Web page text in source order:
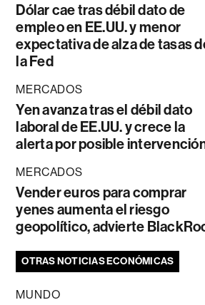
Dólar cae tras débil dato de
empleo en EE.UU. y menor
expectativa de alza de tasas
la Fed
MERCADOS
Yen avanza tras el débil dato
laboral de EE.UU. y crece la
alerta por posible
MERCADOS
Vender euros para comprar
yenes aumenta el riesgo
geopolítico, advierte
OTRAS NOTICIAS ECONÓMICAS
MUNDO